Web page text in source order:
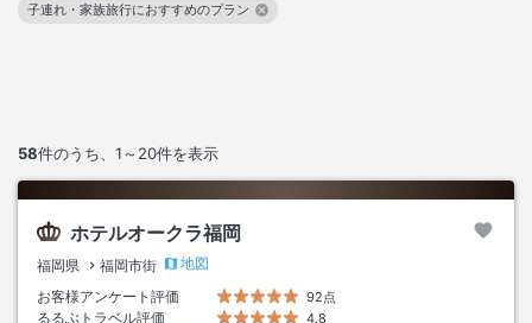
58件のうち、 1～20件を表示
子連れ・家族旅行におすすめのプラン
この絞り込み条件を解除
ホテルオークラ福岡
福岡県 福岡市街
地図
お客様アンケート評価
92点
るるぶトラベル評価
4.8